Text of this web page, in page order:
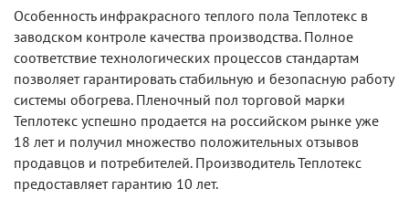
Особенность инфракрасного теплого пола Теплотекс в
заводском контроле качества производства. Полное
соответствие технологических процессов стандартам
позволяет гарантировать стабильную и безопасную работу
системы обогрева. Пленочный пол торговой марки
Теплотекс успешно продается на российском рынке уже
18 лет и получил множество положительных отзывов
продавцов и потребителей. Производитель Теплотекс
предоставляет гарантию 10 лет.